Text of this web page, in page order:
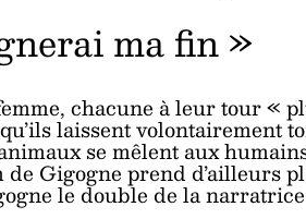
ma fin »
chacune à leur tour «
laissent volontairement
se mêlent aux
Gigogne prend d’ailleurs
le double de la